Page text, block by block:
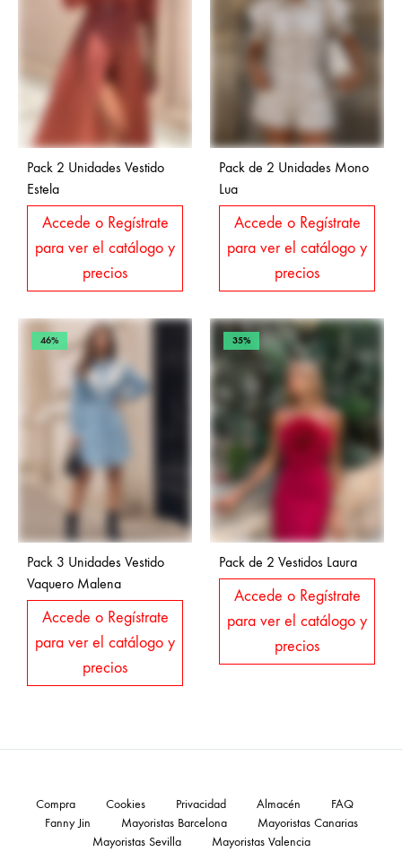
Pack 2 Unidades Vestido
Estela
Accede o Regístrate
para ver el catálogo y
precios
Pack de 2 Unidades Mono
Lua
Accede o Regístrate
para ver el catálogo y
precios
46%
Pack 3 Unidades Vestido
Vaquero Malena
Accede o Regístrate
para ver el catálogo y
precios
35%
Pack de 2 Vestidos Laura
Accede o Regístrate
para ver el catálogo y
precios
Compra Cookies Privacidad Almacén
FAQ
Fanny Jin
Mayoristas Barcelona
Mayoristas Canarias
Mayoristas Sevilla
Mayoristas Valencia